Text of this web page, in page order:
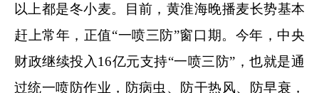
以上都是冬小麦。目前，黄淮海晚播麦长势基本
赶上常年，正值“一喷三防”窗口期。今年，中央
财政继续投入16亿元支持“一喷三防”，也就是通
过统一喷防作业，防病虫、防干热风、防早衰，